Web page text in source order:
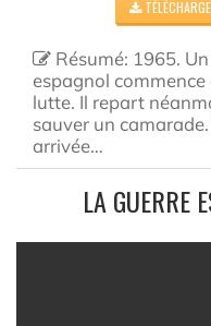
Résumé: 1965.
espagnol
lutte. Il repart
sauver un
arrivée…
LA GUERRE